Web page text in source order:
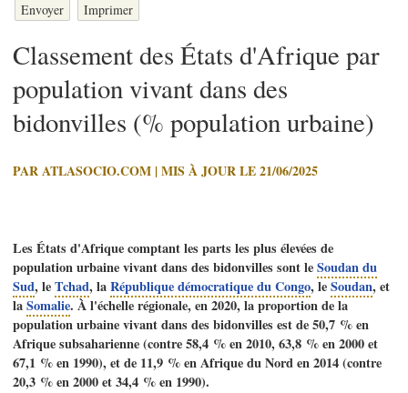
Envoyer Imprimer
Classement des États d'Afrique par
population vivant dans des
bidonvilles (% population urbaine)
PAR ATLASOCIO.COM | MIS À JOUR LE 21/06/2025
Les États d'Afrique comptant les parts les plus élevées de
population urbaine vivant dans des bidonvilles sont leSoudan du
Sud, leTchad, laRépublique démocratique du Congo, leSoudan, et
laSomalie. À l'échelle régionale, en 2020, la proportion de la
population urbaine vivant dans des bidonvilles est de 50,7 % en
Afrique subsaharienne (contre 58,4 % en 2010, 63,8 % en 2000 et
67,1 % en 1990), et de 11,9 % en Afrique du Nord en 2014 (contre
20,3 % en 2000 et 34,4 % en 1990).